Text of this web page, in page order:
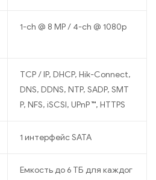
1-ch @ 8 MP / 4-ch @ 1080p
TCP / IP, DHCP, Hik-Connect,
DNS, DDNS, NTP, SADP, SMT
P, NFS, iSCSI, UPnP ™, HTTPS
1 интерфейс SATA
Емкость до 6 ТБ для каждог